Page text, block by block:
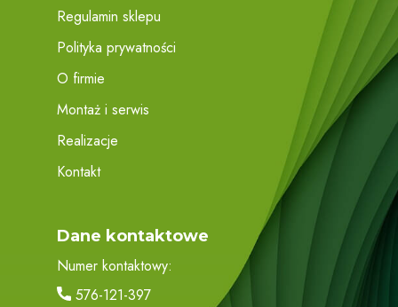
Regulamin sklepu
Polityka prywatności
O firmie
Montaż i serwis
Realizacje
Kontakt
Dane kontaktowe
Numer kontaktowy:
576-121-397